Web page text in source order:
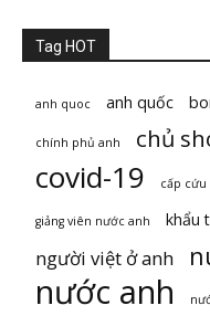
Tag HOT
anh quoc anh quốc
chính phủ anh chủ
covid-19 cấp cứu
giảng viên nước anh khẩu
người việt ở anh
nước anh